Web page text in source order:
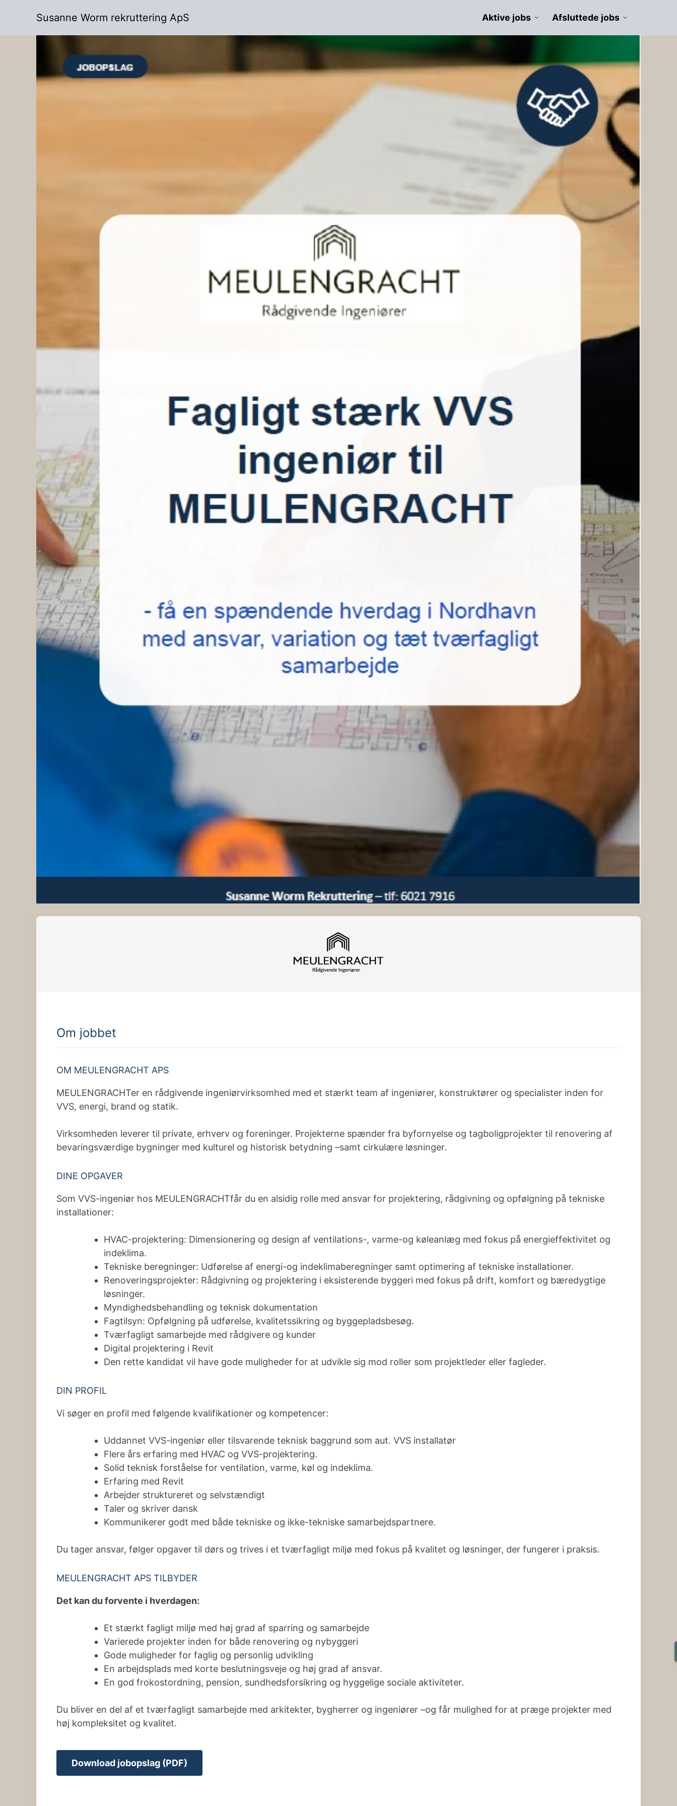
content
Susanne Worm rekruttering ApS Aktive jobs Afsluttede jobs
Om jobbet
OM MEULENGRACHT APS
MEULENGRACHTer en rådgivende ingeniørvirksomhed med et stærkt team af ingeniører, konstruktører og specialister inden for
VVS, energi, brand og statik.
Virksomheden leverer til private, erhverv og foreninger. Projekterne spænder fra byfornyelse og tagboligprojekter til renovering af
bevaringsværdige bygninger med kulturel og historisk betydning –samt cirkulære løsninger.
DINE OPGAVER
Som VVS-ingeniør hos MEULENGRACHTfår du en alsidig rolle med ansvar for projektering, rådgivning og opfølgning på tekniske
installationer:
HVAC-projektering: Dimensionering og design af ventilations-, varme-og køleanlæg med fokus på energieffektivitet og
indeklima.
Tekniske beregninger: Udførelse af energi-og indeklimaberegninger samt optimering af tekniske installationer.
Renoveringsprojekter: Rådgivning og projektering i eksisterende byggeri med fokus på drift, komfort og bæredygtige
løsninger.
Myndighedsbehandling og teknisk dokumentation
Fagtilsyn: Opfølgning på udførelse, kvalitetssikring og byggepladsbesøg.
Tværfagligt samarbejde med rådgivere og kunder
Digital projektering i Revit
Den rette kandidat vil have gode muligheder for at udvikle sig mod roller som projektleder eller fagleder.
DIN PROFIL
Vi søger en profil med følgende kvalifikationer og kompetencer:
Uddannet VVS-ingeniør eller tilsvarende teknisk baggrund som aut. VVS installatør
Flere års erfaring med HVAC og VVS-projektering.
Solid teknisk forståelse for ventilation, varme, køl og indeklima.
Erfaring med Revit
Arbejder struktureret og selvstændigt
Taler og skriver dansk
Kommunikerer godt med både tekniske og ikke-tekniske samarbejdspartnere.
Du tager ansvar, følger opgaver til dørs og trives i et tværfagligt miljø med fokus på kvalitet og løsninger, der fungerer i praksis.
MEULENGRACHT APS TILBYDER
Det kan du forvente i hverdagen:
Et stærkt fagligt miljø med høj grad af sparring og samarbejde
Varierede projekter inden for både renovering og nybyggeri
Gode muligheder for faglig og personlig udvikling
En arbejdsplads med korte beslutningsveje og høj grad af ansvar.
En god frokostordning, pension, sundhedsforsikring og hyggelige sociale aktiviteter.
Du bliver en del af et tværfagligt samarbejde med arkitekter, bygherrer og ingeniører –og får mulighed for at præge projekter med
høj kompleksitet og kvalitet.
Download jobopslag (PDF)